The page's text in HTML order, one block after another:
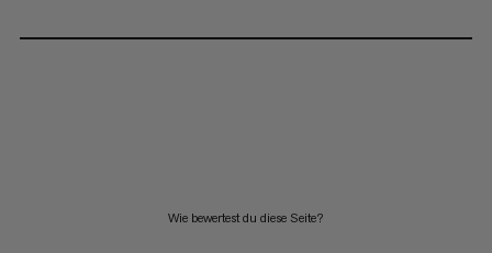
Wie bewertest du diese Seite?